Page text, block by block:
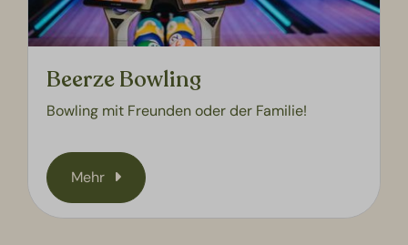
Beerze Bowling
Bowling mit Freunden oder der Familie!
Mehr